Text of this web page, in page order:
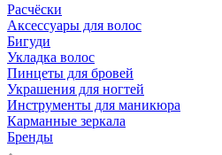
Расчёски
Аксессуары для волос
Бигуди
Укладка волос
Пинцеты для бровей
Украшения для ногтей
Инструменты для маникюра
Карманные зеркала
Бренды